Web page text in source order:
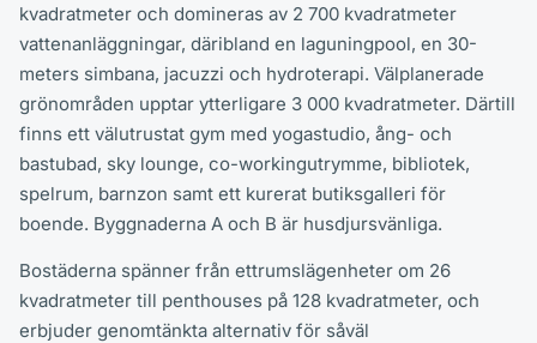
kvadratmeter och domineras av 2 700 kvadratmeter
vattenanläggningar, däribland en laguningpool, en 30-
meters simbana, jacuzzi och hydroterapi. Välplanerade
grönområden upptar ytterligare 3 000 kvadratmeter. Därtill
finns ett välutrustat gym med yogastudio, ång- och
bastubad, sky lounge, co-workingutrymme, bibliotek,
spelrum, barnzon samt ett kurerat butiksgalleri för
boende. Byggnaderna A och B är husdjursvänliga.
Bostäderna spänner från ettrumslägenheter om 26
kvadratmeter till penthouses på 128 kvadratmeter, och
erbjuder genomtänkta alternativ för såväl